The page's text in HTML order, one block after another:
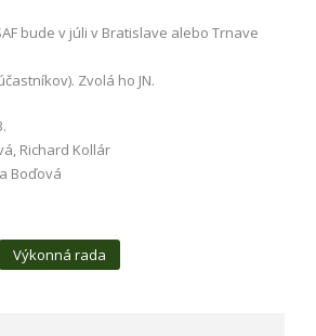
bude v júli v Bratislave alebo Trnave
Zvolá ho JN.
Richard Kollár
Boďová
Výkonná rada